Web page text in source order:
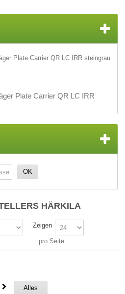
Plate Carrier QR LC IRR
OK
HÄRKILA
Zeigen
pro Seite
Alles